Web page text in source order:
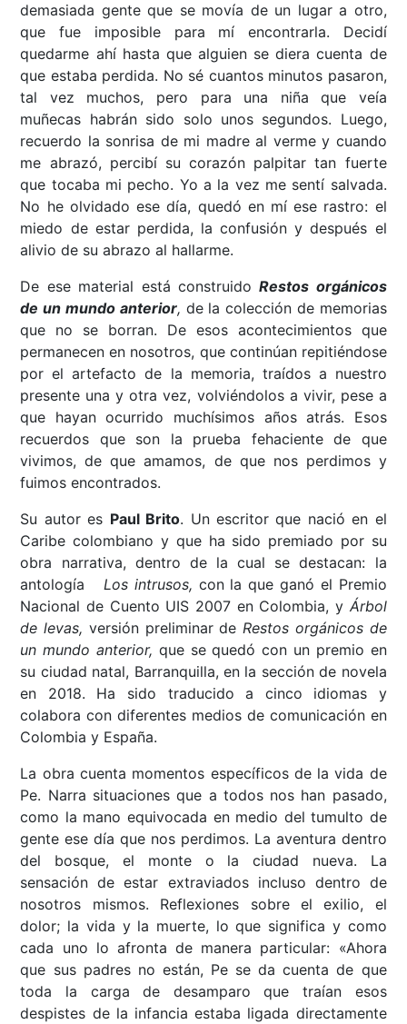
demasiada gente que se movía de un lugar a otro,
que fue imposible para mí encontrarla. Decidí
quedarme ahí hasta que alguien se diera cuenta de
que estaba perdida. No sé cuantos minutos pasaron,
tal vez muchos, pero para una niña que veía
muñecas habrán sido solo unos segundos. Luego,
recuerdo la sonrisa de mi madre al verme y cuando
me abrazó, percibí su corazón palpitar tan fuerte
que tocaba mi pecho. Yo a la vez me sentí salvada.
No he olvidado ese día, quedó en mí ese rastro: el
miedo de estar perdida, la confusión y después el
alivio de su abrazo al hallarme.
De ese material está construidoRestos orgánicos
de un mundo anterior, de la colección de memorias
que no se borran. De esos acontecimientos que
permanecen en nosotros, que continúan repitiéndose
por el artefacto de la memoria, traídos a nuestro
presente una y otra vez, volviéndolos a vivir, pese a
que hayan ocurrido muchísimos años atrás. Esos
recuerdos que son la prueba fehaciente de que
vivimos, de que amamos, de que nos perdimos y
fuimos encontrados.
Su autor es Paul Brito. Un escritor que nació en el
Caribe colombiano y que ha sido premiado por su
obra narrativa, dentro de la cual se destacan: la
antología Los intrusos, con la que ganó el Premio
Nacional de Cuento UIS 2007 en Colombia, yÁrbol
de levas, versión preliminar de Restos orgánicos de
un mundo anterior, que se quedó con un premio en
su ciudad natal, Barranquilla, en la sección de novela
en 2018. Ha sido traducido a cinco idiomas y
colabora con diferentes medios de comunicación en
Colombia y España.
La obra cuenta momentos específicos de la vida de
Pe. Narra situaciones que a todos nos han pasado,
como la mano equivocada en medio del tumulto de
gente ese día que nos perdimos. La aventura dentro
del bosque, el monte o la ciudad nueva. La
sensación de estar extraviados incluso dentro de
nosotros mismos. Reflexiones sobre el exilio, el
dolor; la vida y la muerte, lo que significa y como
cada uno lo afronta de manera particular: «Ahora
que sus padres no están, Pe se da cuenta de que
toda la carga de desamparo que traían esos
despistes de la infancia estaba ligada directamente